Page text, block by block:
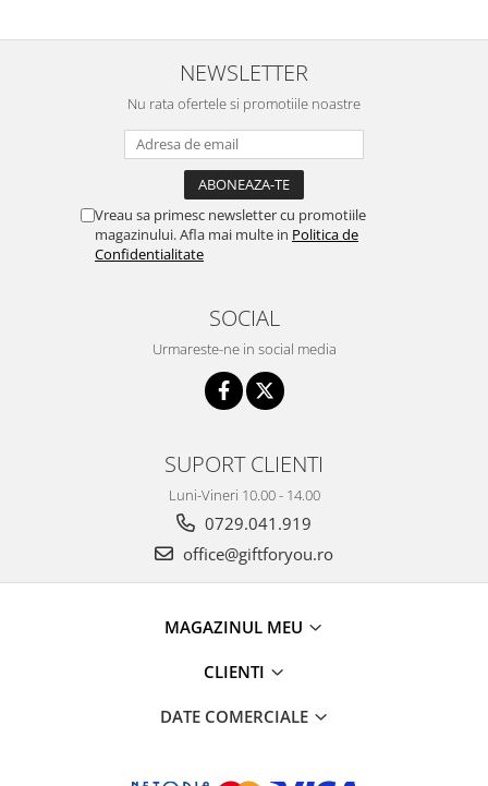
NEWSLETTER
Nu rata ofertele si promotiile noastre
Vreau sa primesc newsletter cu promotiile
magazinului. Afla mai multe in Politica de
Confidentialitate
SOCIAL
Urmareste-ne in social media
SUPORT CLIENTI
Luni-Vineri 10.00 - 14.00
0729.041.919
office@giftforyou.ro
MAGAZINUL MEU
CLIENTI
DATE COMERCIALE